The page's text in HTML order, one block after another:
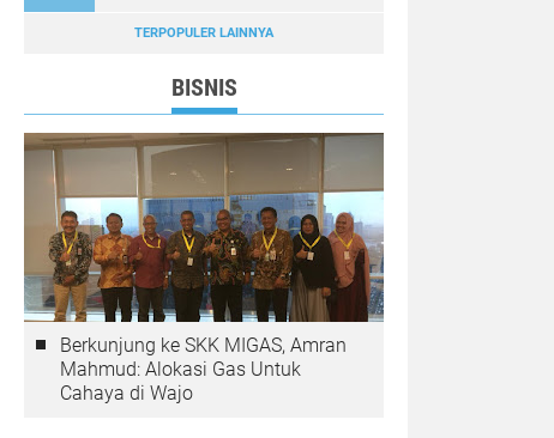
TERPOPULER LAINNYA
BISNIS
Berkunjung ke SKK MIGAS, Amran
Mahmud: Alokasi Gas Untuk
Cahaya di Wajo